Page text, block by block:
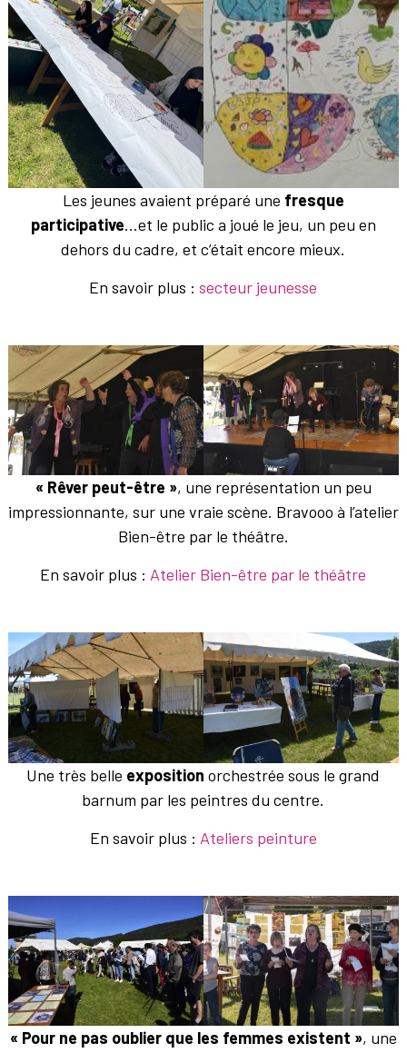
Les jeunes avaient préparé une fresque
participative…et le public a joué le jeu, un peu en
dehors du cadre, et c’était encore mieux.
En savoir plus :secteur jeunesse
« Rêver peut-être », une représentation un peu
impressionnante, sur une vraie scène. Bravooo à l’atelier
Bien-être par le théâtre.
En savoir plus :Atelier Bien-être par le théâtre
Une très belle exposition orchestrée sous le grand
barnum par les peintres du centre.
En savoir plus : Ateliers peinture
« Pour ne pas oublier que les femmes existent », une